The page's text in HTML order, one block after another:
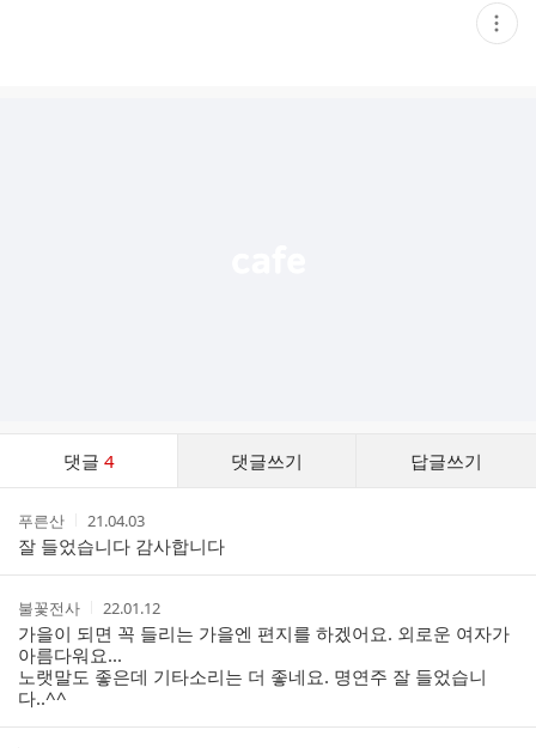
현
재
댓글 4 댓글쓰기 답글쓰기
스
작
성
자
푸른산
작
성
시
간
21.04.03
잘 들었습니다 감사합니다
작
성
자
불꽃전사
작
성
시
간
22.01.12
가을이 되면 꼭 들리는 가을엔 편지를 하겠어요. 외로운 여자가
아름다워요...
노랫말도 좋은데 기타소리는 더 좋네요. 명연주 잘 들었습니
다..^^